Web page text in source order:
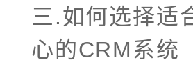
三.如何选择适
心的CRM系统